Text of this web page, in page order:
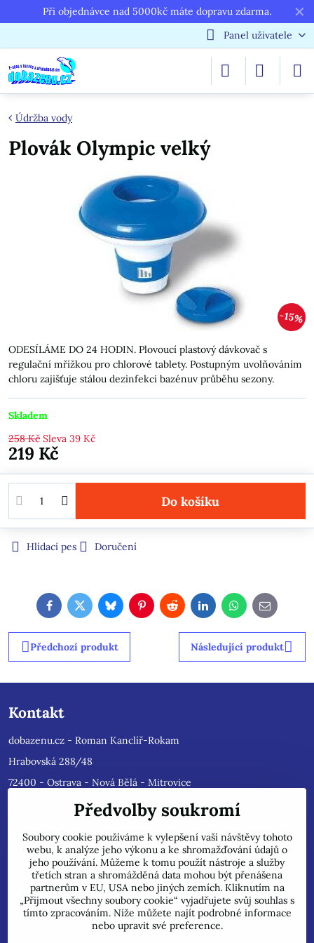
✕
Při objednávce nad 5000kč máte dopravu zdarma.
Panel uživatele
15%
Údržba vody
Plovák Olympic velký
ODESÍLÁME DO 24 HODIN. Plovoucí plastový dávkovač s
regulační mřížkou pro chlorové tablety. Postupným uvolňováním
chloru zajišťuje stálou dezinfekci bazénuv průběhu sezony.
Skladem
258 Kč Sleva 39 Kč
219 Kč
Do košíku
Hlídací pes Doručení
FacebookTwitterBlueskyPinterestRedditLinkedInWhatsApp
E-
mail
Předchozí produkt Následující produkt
Kontakt
dobazenu.cz - Roman Kanclíř-Rokam
Hrabovská 288/48
72400 - Ostrava - Nová Bělá - Mitrovice
rokam@seznam.cz
(Prosíme nyní dotazy do mailu, ihned
odpovíme, jsme přetíženi). Reklamace prosíme pouze do mailu,
přepošleme výrobci s dalším řešením.
Jsme plátci DPH.
POZOR !!! Jedná se pouze o INTERNETOVÝ PRODEJ, na uvedené
adrese běžně neprodáváme!
Předvolby soukromí
Soubory cookie používáme k vylepšení vaší návštěvy tohoto
webu, k analýze jeho výkonu a ke shromažďování údajů o
jeho používání. Můžeme k tomu použít nástroje a služby
třetích stran a shromážděná data mohou být přenášena
partnerům v EU, USA nebo jiných zemích. Kliknutím na
„Přijmout všechny soubory cookie“ vyjadřujete svůj souhlas s
tímto zpracováním. Níže můžete najít podrobné informace
nebo upravit své preference.